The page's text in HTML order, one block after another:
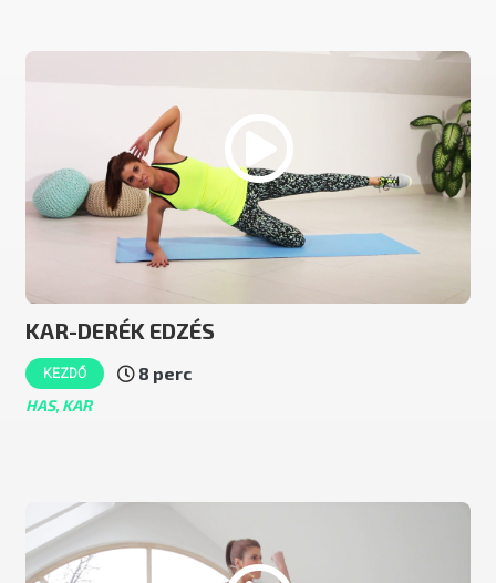
KAR-DERÉK EDZÉS
KEZDŐ 8 perc
HAS, KAR